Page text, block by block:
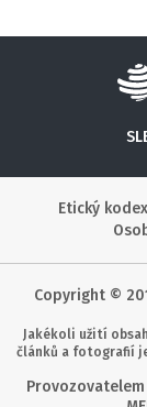
Etický kodex
Copyright ©
Jakékoli užití
článků a fotografií je